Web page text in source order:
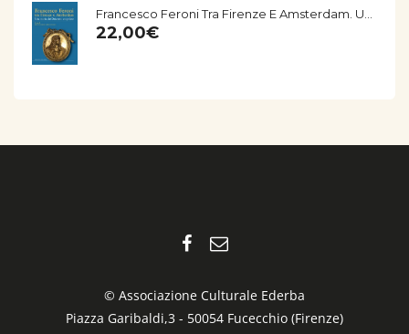
22,00€
© Associazione Culturale Ederba
Piazza Garibaldi,3 - 50054 Fucecchio (Firenze)